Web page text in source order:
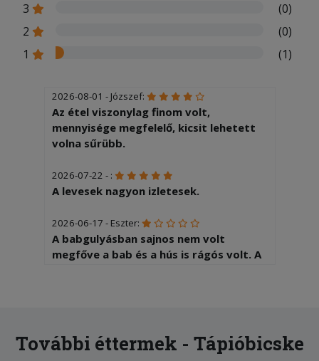
3
(0)
2
(0)
1
(1)
2026-08-01 - Józszef:
Az étel viszonylag finom volt,
mennyisége megfelelő, kicsit lehetett
volna sűrübb.
2026-07-22 - :
A levesek nagyon izletesek.
2026-06-17 - Eszter:
A babgulyásban sajnos nem volt
megfőve a bab és a hús is rágós volt. A
2026-06-13 - :
Nagyon finom volt harcsa halászlé
További éttermek - Tápióbicske